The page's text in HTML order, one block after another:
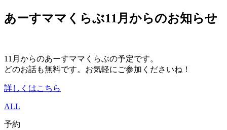
あーすママくらぶ11月からのお知らせ
11月からのあーすママくらぶの予定です。
どのお話も無料です。お気軽にご参加くださいね！
詳しくはこちら
ALL
予約